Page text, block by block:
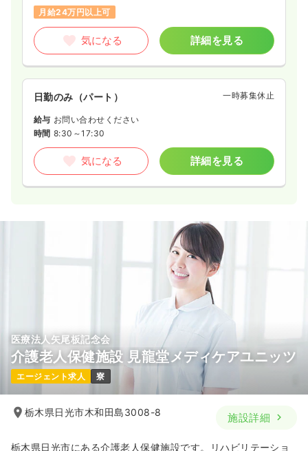
月給24万円以上可
気になる 詳細を見る
日勤のみ（パート） 一時募集休止
給与 お問い合わせください
時間 8:30～17:30
気になる 詳細を見る
医療法人矢尾板記念会
介護老人保健施設 見龍堂メディケアユニッツ
エージェント求人 寮
栃木県日光市木和田島3008-8 施設詳細
栃木県日光市にある介護老人保健施設です。リハビリテーショ